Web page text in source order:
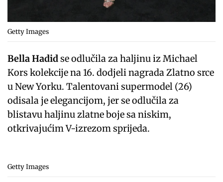
Getty Images
Bella Hadidse odlučila za haljinu iz Michael
Kors kolekcije na 16. dodjeli nagrada Zlatno srce
u New Yorku. Talentovani supermodel (26)
odisala je elegancijom, jer se odlučila za
blistavu haljinu zlatne boje sa niskim,
otkrivajućim V-izrezom sprijeda.
Getty Images